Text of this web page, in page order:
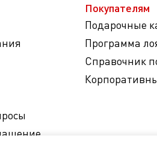
Покупателям
Подарочные
Программа
Справочник